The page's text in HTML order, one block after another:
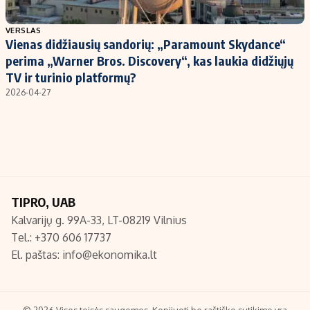
Populiarios temos
Investavimas
Akcijų rinka
Saulės elektrinės
Titulinis
Nedarbo išmokos skaičiuoklė
Redakcija
Apie mus
Redakcijos politika
VERSLAS
Vienas didžiausių sandorių: „Paramount Skydance“
perima „Warner Bros. Discovery“, kas laukia didžiųjų
TV ir turinio platformų?
2026-04-27
TIPRO, UAB
Kalvarijų g. 99A-33, LT-08219 Vilnius
Tel.: +370 606 17737
El. paštas: info@ekonomika.lt